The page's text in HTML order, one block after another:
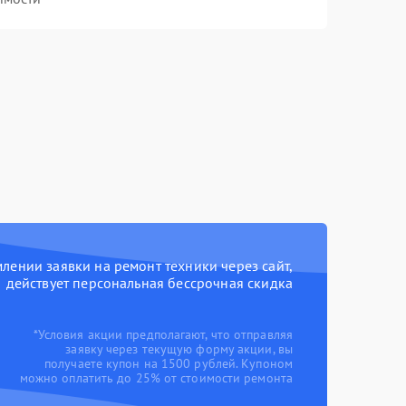
заявки на ремонт техники через сайт,
действует персональная бессрочная скидка
*Условия акции предполагают, что отправляя
заявку через текущую форму акции, вы
получаете купон на 1500 рублей. Купоном
можно оплатить до 25% от стоимости ремонта